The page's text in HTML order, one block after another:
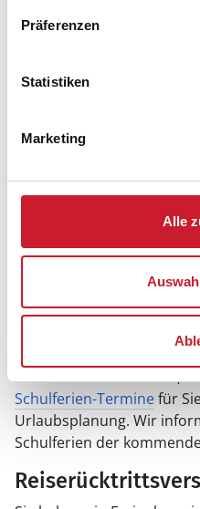
Präferenzen
Statistiken
Marketing
Alle
Form lesen? Dann sind
Ferienhausmagazine von
Ihnen diese
Mietbedingungen
Wenn Sie einen
beworbenen
verstecken auch das
Ihnen ausführliche
Wann sind
Urlaub fahren möchten,
Schulferien-Terminefür
Urlaubsplanung. Wir
Schulferien der